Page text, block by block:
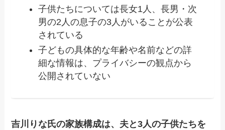
子供たちについては長女1人、長男・次
男の2人の息子の3人がいることが公表
されている
子どもの具体的な年齢や名前などの詳
細な情報は、プライバシーの観点から
公開されていない
吉川りな氏の家族構成は、夫と3人の子供たちを